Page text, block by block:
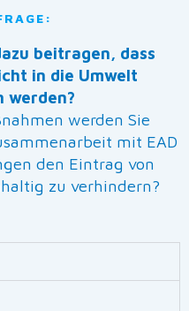
beitragen, dass
in die Umwelt
werden?
werden Sie
mit EAD
den Eintrag von
zu verhindern?